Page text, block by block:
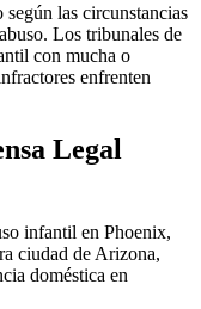
las circunstancias
Los tribunales de
con mucha o
enfrenten
Legal
infantil en Phoenix,
ciudad de Arizona,
doméstica en